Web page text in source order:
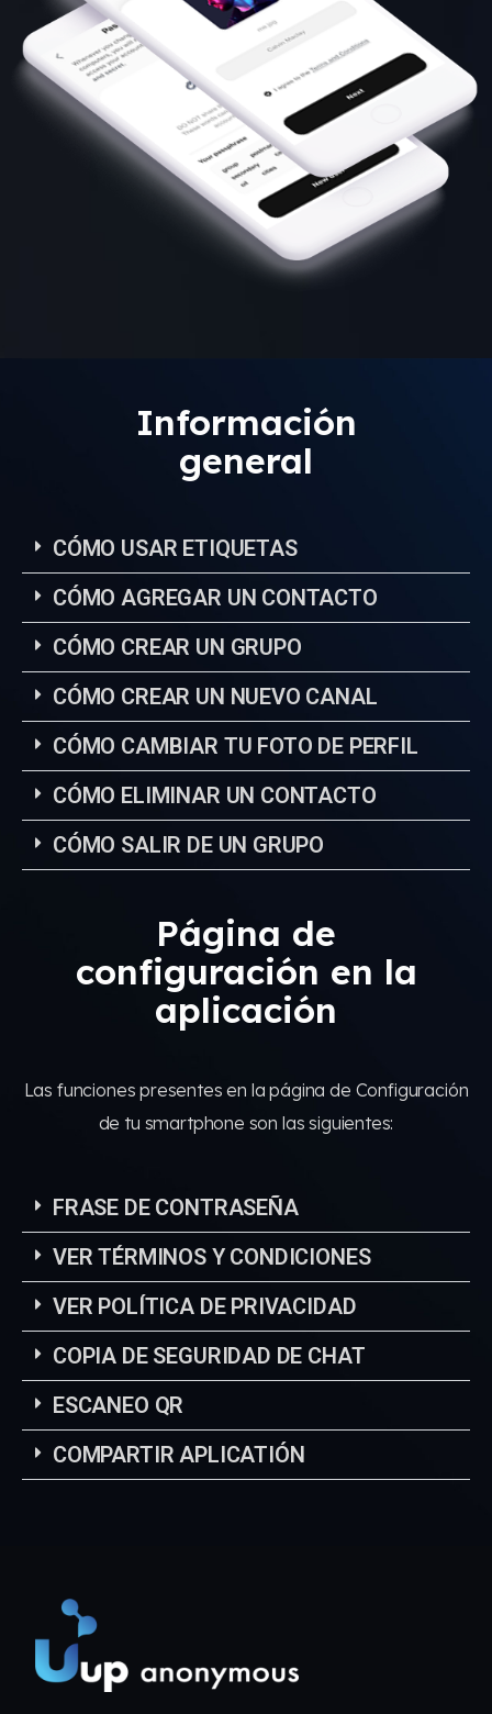
Información
general
CÓMO USAR ETIQUETAS
CÓMO AGREGAR UN CONTACTO
CÓMO CREAR UN GRUPO
CÓMO CREAR UN NUEVO CANAL
CÓMO CAMBIAR TU FOTO DE PERFIL
CÓMO ELIMINAR UN CONTACTO
CÓMO SALIR DE UN GRUPO
Página de
configuración en la
aplicación
Las funciones presentes en la página de Configuración
de tu smartphone son las siguientes:
FRASE DE CONTRASEÑA
VER TÉRMINOS Y CONDICIONES
VER POLÍTICA DE PRIVACIDAD
COPIA DE SEGURIDAD DE CHAT
ESCANEO QR
COMPARTIR APLICATIÓN